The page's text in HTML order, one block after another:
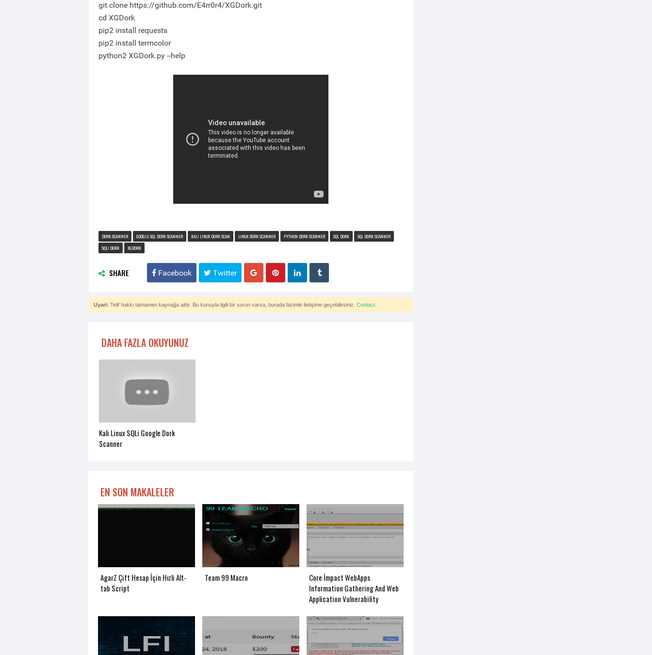
git clone https://github.com/E4rr0r4/XGDork.git
cd XGDork
pip2 install requests
pip2 install termcolor
python2 XGDork.py --help
DORK SCANNER GOOGLE SQL DORK SCANNER KALI LINUX DORK SCAN LINUX DORK SCANNER PYTHON DORK SCANNER SQL DORK
SQL DORK SCANNER
SQLI DORK
XGDORK
SHARE Facebook Twitter
Uyari: Telif hakkı tamamen kaynağa aittir. Bu konuyla ilgili bir sorun varsa, burada bizimle iletişime geçebilirsiniz. Contact.
DAHA FAZLA OKUYUNUZ
Kali Linux SQLi Google Dork
Scanner
EN SON MAKALELER
AgarZ Çift Hesap İçin Hızli Alt-
tab Script
Team 99 Macro
Core İmpact WebApps
Information Gathering And Web
Application Vulnerability